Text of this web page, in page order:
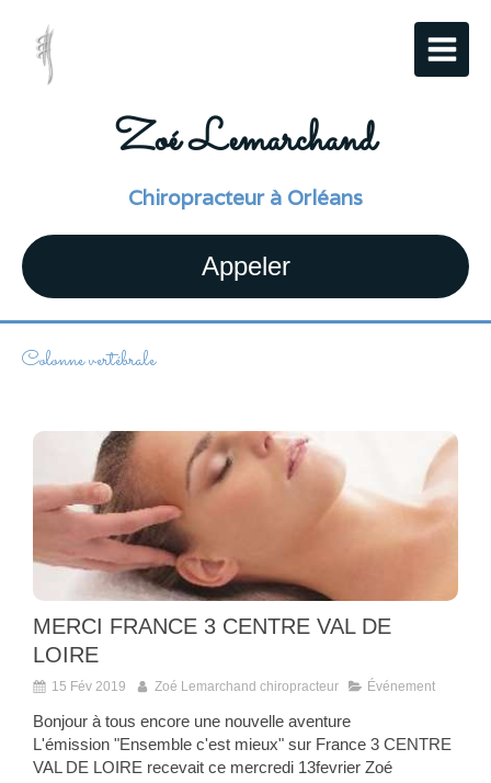
Zoé Lemarchand
Chiropracteur à Orléans
Appeler
Colonne vertébrale
MERCI FRANCE 3 CENTRE VAL DE
LOIRE
15 Fév 2019 Zoé Lemarchand chiropracteur Événement
Bonjour à tous encore une nouvelle aventure
L'émission "Ensemble c'est mieux" sur France 3 CENTRE
VAL DE LOIRE recevait ce mercredi 13fevrier Zoé